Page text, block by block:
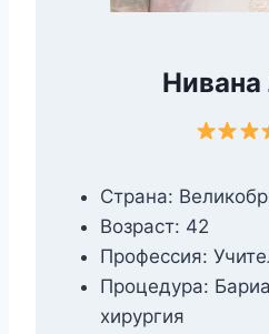
Нивана
Страна:
Возраст: 42
Профессия:
Процедура:
хирургия